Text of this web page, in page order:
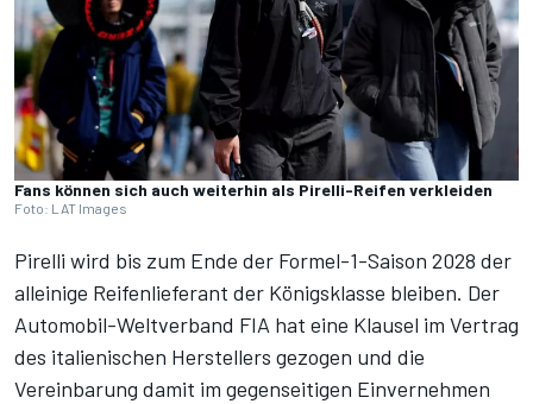
Fans können sich auch weiterhin als Pirelli-Reifen verkleiden
Foto: LAT Images
Pirelli wird bis zum Ende der Formel-1-Saison 2028 der
alleinige Reifenlieferant der Königsklasse bleiben. Der
Automobil-Weltverband FIA hat eine Klausel im Vertrag
des italienischen Herstellers gezogen und die
Vereinbarung damit im gegenseitigen Einvernehmen